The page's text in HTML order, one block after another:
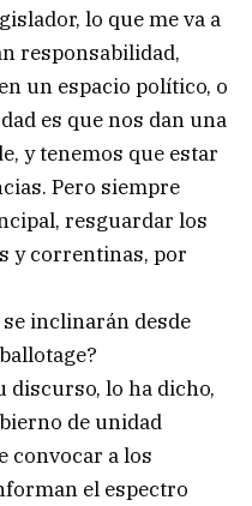
lo que me va a
responsabilidad,
un espacio político, o
es que nos dan una
y tenemos que estar
Pero siempre
resguardar los
y correntinas, por
se inclinarán desde
discurso, lo ha dicho,
de unidad
convocar a los
el espectro